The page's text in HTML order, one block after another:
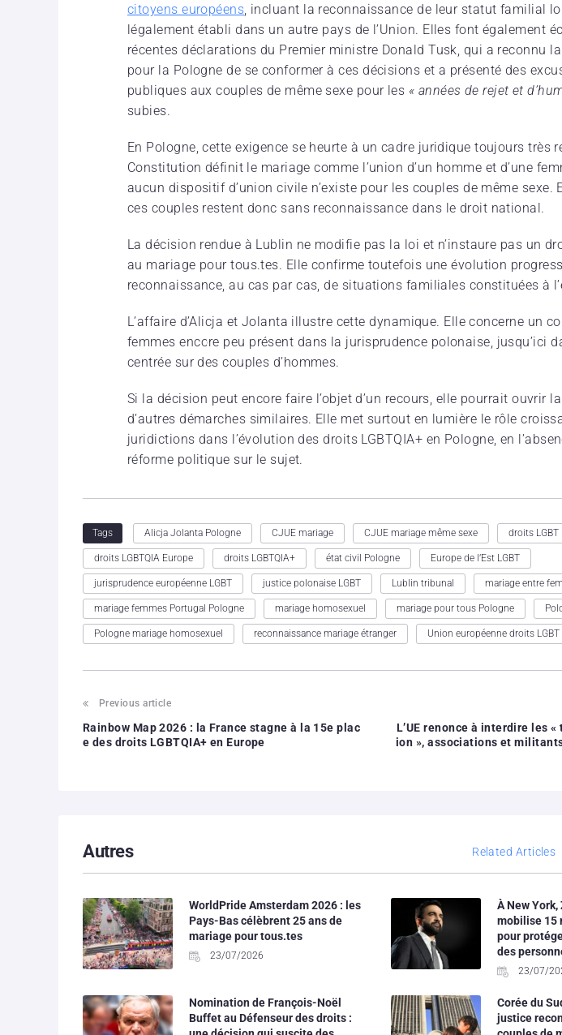
citoyens européens , incluant la reconnaissance de leur statut familial
légalement établi dans un autre pays de l’Union. Elles font également
récentes déclarations du Premier ministre Donald Tusk, qui a reconnu
pour la Pologne de se conformer à ces décisions et a présenté des
publiques aux couples de même sexe pour les « années de rejet et
subies.
En Pologne, cette exigence se heurte à un cadre juridique toujours très
Constitution définit le mariage comme l’union d’un homme et d’une
aucun dispositif d’union civile n’existe pour les couples de même sexe.
ces couples restent donc sans reconnaissance dans le droit national.
La décision rendue à Lublin ne modifie pas la loi et n’instaure pas un
au mariage pour tous.tes. Elle confirme toutefois une évolution
reconnaissance, au cas par cas, de situations familiales constituées à
L’affaire d’Alicja et Jolanta illustre cette dynamique. Elle concerne un
femmes encore peu présent dans la jurisprudence polonaise, jusqu’ici
centrée sur des couples d’hommes.
Si la décision peut encore faire l’objet d’un recours, elle pourrait ouvrir
d’autres démarches similaires. Elle met surtout en lumière le rôle
juridictions dans l’évolution des droits LGBTQIA+ en Pologne, en
réforme politique sur le sujet.
Tags Alicja Jolanta Pologne CJUE mariage CJUE mariage même sexe droits LGBT
droits LGBTQIA Europe droits LGBTQIA+ état civil Pologne Europe de l’Est LGBT
jurisprudence européenne LGBT justice polonaise LGBT Lublin tribunal mariage entre
mariage femmes Portugal Pologne mariage homosexuel mariage pour tous Pologne
Pologne mariage homosexuel reconnaissance mariage étranger Union européenne droits LGBT
Previous article
Rainbow Map 2026 : la France stagne à la 15e plac
e des droits LGBTQIA+ en Europe
L’UE renonce à interdire les
ion », associations et
Autres Related Articles
WorldPride Amsterdam 2026 : les
Pays-Bas célèbrent 25 ans de
mariage pour tous.tes
23/07/2026
À New
mobilise 15
pour
des
23/07/
Nomination de François-Noël
Buffet au Défenseur des droits :
Corée du
justice